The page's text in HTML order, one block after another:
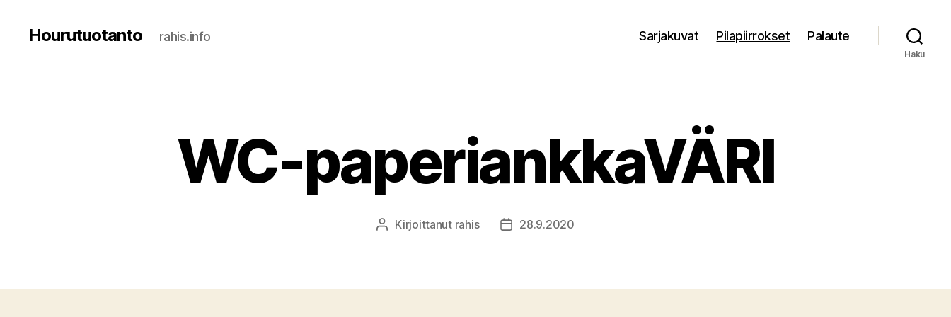
Hourutuotanto rahis.info Sarjakuvat Pilapiirrokset Palaute
Haku
WC-paperiankkaVÄRI
Kirjoittaja
Kirjoittanut rahis Julkaisupäivämäärä
28.9.2020